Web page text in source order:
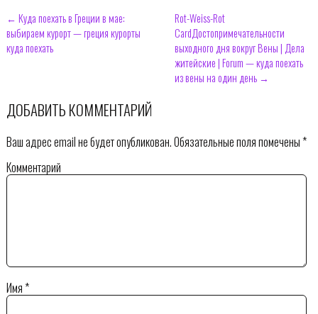
← Куда поехать в Греции в мае:
выбираем курорт — греция курорты
куда поехать
Rot-Weiss-Rot
CardДостопримечательности
выходного дня вокруг Вены | Дела
житейские | Forum — куда поехать
из вены на один день →
ДОБАВИТЬ КОММЕНТАРИЙ
Ваш адрес email не будет опубликован.Обязательные поля помечены*
Комментарий
Имя*